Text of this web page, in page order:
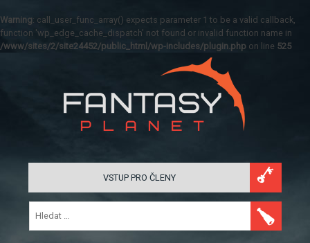
Warning: call_user_func_array() expects parameter 1 to be a valid callback,
function 'wp_edge_cache_dispatch' not found or invalid function name in
/www/sites/2/site24452/public_html/wp-includes/plugin.php on line 525
VSTUP PRO ČLENY